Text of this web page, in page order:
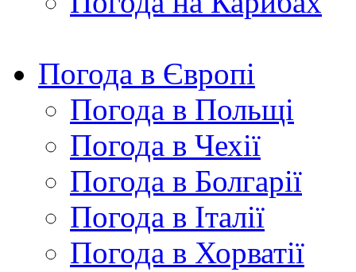
Погода в Європі
Погода в Польщі
Погода в Чехії
Погода в Болгарії
Погода в Італії
Погода в Хорватії